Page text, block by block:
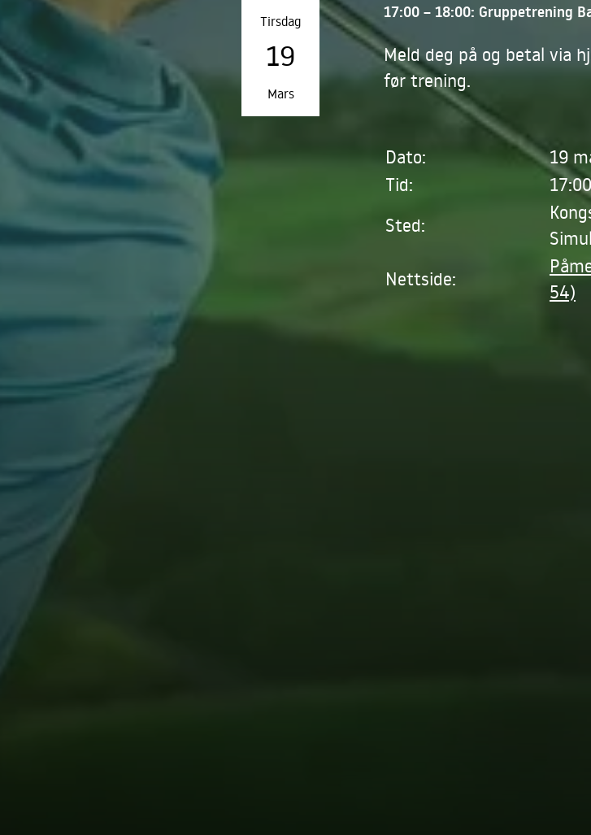
17:00 – 18:00: Gruppetrening
Meld deg på og betal via
før trening.
Dato:
19
Tid:
Sted:
Nettside:
54)
Tirsdag
19
Mars